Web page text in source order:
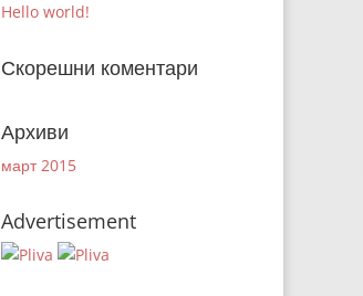
Hello world!
Скорешни коментари
Архиви
март 2015
Advertisement